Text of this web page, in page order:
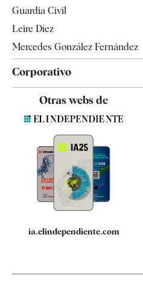
Guardia Civil
Leire Díez
Mercedes González Fernández
Corporativo
Quiénes somos
Especificaciones
Otras webs de
ia.elindependiente.com